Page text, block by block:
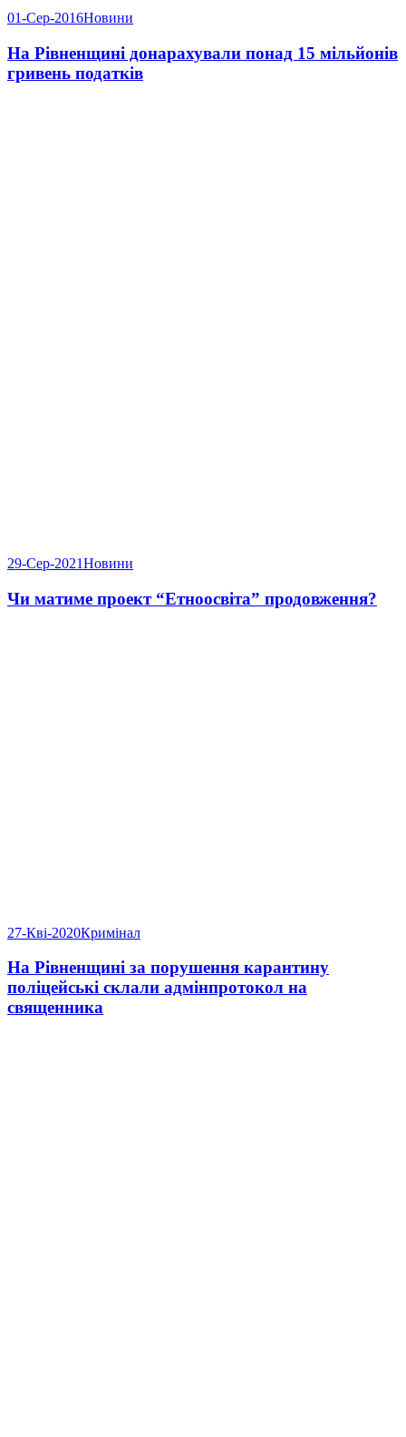
01-Сер-2016Новини
На Рівненщині донарахували понад 15 мільйонів
гривень податків
29-Сер-2021Новини
Чи матиме проект “Етноосвіта” продовження?
27-Кві-2020Кримінал
На Рівненщині за порушення карантину
поліцейські склали адмінпротокол на
священника